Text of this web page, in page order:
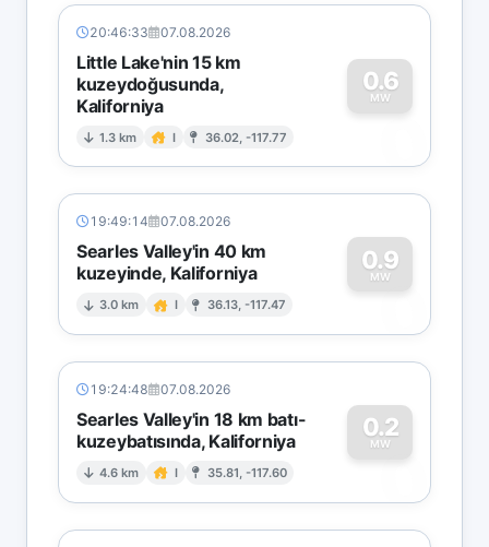
20:46:33 07.08.2026
Little Lake'nin 15 km
kuzeydoğusunda,
Kaliforniya
1.3 km I 36.02, -117.77
0.6
MW
0
19:49:14 07.08.2026
Searles Valley'in 40 km
kuzeyinde, Kaliforniya
3.0 km I 36.13, -117.47
0.9
MW
0
19:24:48 07.08.2026
Searles Valley'in 18 km batı-
kuzeybatısında, Kaliforniya
4.6 km I 35.81, -117.60
0.2
MW
0